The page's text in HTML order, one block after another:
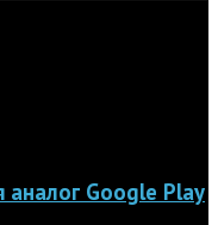
аналог Google Play